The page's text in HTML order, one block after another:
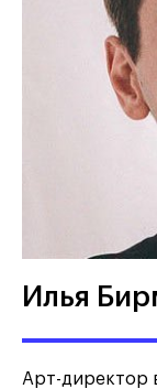
Илья
Арт-директор